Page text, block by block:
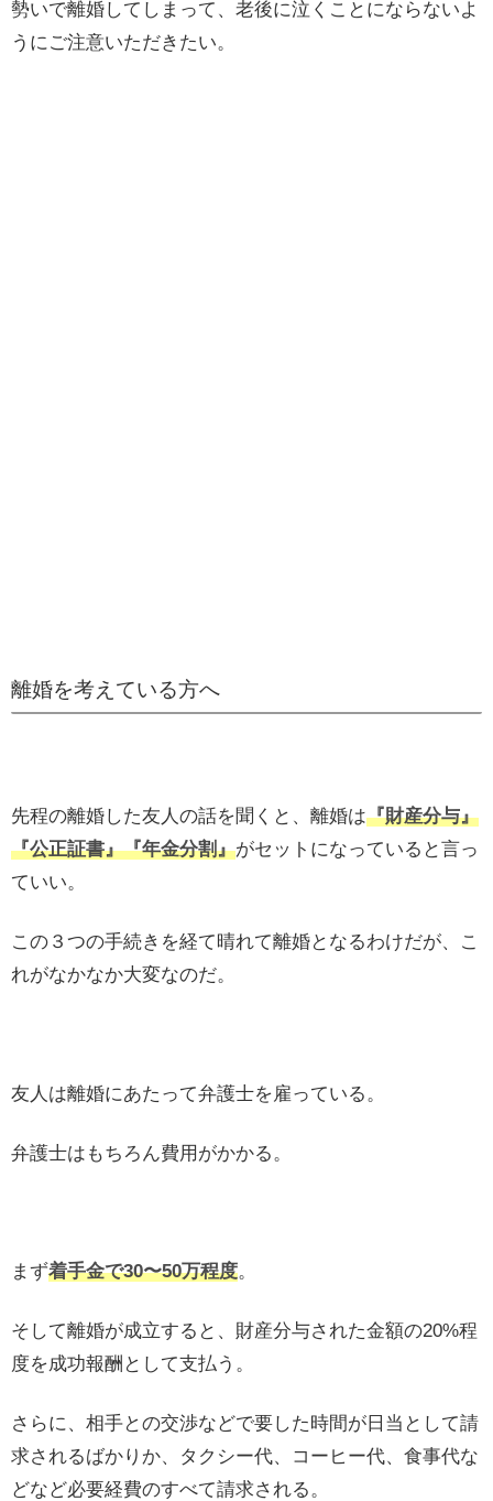
勢いで離婚してしまって、老後に泣くことにならないよ
うにご注意いただきたい。
離婚を考えている方へ
先程の離婚した友人の話を聞くと、離婚は『財産分与』
『公正証書』『年金分割』がセットになっていると言っ
ていい。
この３つの手続きを経て晴れて離婚となるわけだが、こ
れがなかなか大変なのだ。
友人は離婚にあたって弁護士を雇っている。
弁護士はもちろん費用がかかる。
まず着手金で30〜50万程度。
そして離婚が成立すると、財産分与された金額の20%程
度を成功報酬として支払う。
さらに、相手との交渉などで要した時間が日当として請
求されるばかりか、タクシー代、コーヒー代、食事代な
どなど必要経費のすべて請求される。